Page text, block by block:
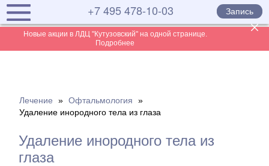
Новые акции в ЛДЦ "Кутузовский" на одной странице.
Подробнее
+7 495 478-10-03 Запись
Лечение » Офтальмология
»
Удаление инородного тела из глаза
Удаление инородного тела из
глаза